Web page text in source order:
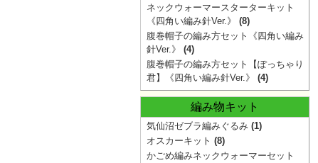
ネックウォーマースターターキット
《四角い編み針Ver.》
(8)
腹巻帽子の編み方セット《四角い編み
針Ver.》
(4)
腹巻帽子の編み方セット【ぽっちゃり
君】《四角い編み針Ver.》
(4)
編み物キット
気仙沼ゼブラ編みぐるみ (1)
オスカーキット (8)
かごめ編みネックウォーマーセット